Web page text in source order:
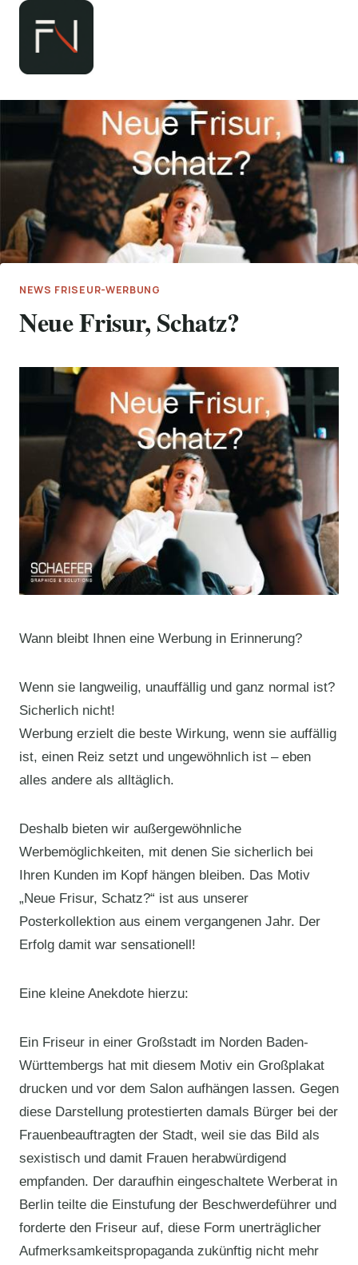
Zum
springen
NEWS FRISEUR-WERBUNG
Neue Frisur, Schatz?
Wann bleibt Ihnen eine Werbung in Erinnerung?
Wenn sie langweilig, unauffällig und ganz normal ist?
Sicherlich nicht!
Werbung erzielt die beste Wirkung, wenn sie auffällig
ist, einen Reiz setzt und ungewöhnlich ist – eben
alles andere als alltäglich.
Deshalb bieten wir außergewöhnliche
Werbemöglichkeiten, mit denen Sie sicherlich bei
Ihren Kunden im Kopf hängen bleiben. Das Motiv
„Neue Frisur, Schatz?“ ist aus unserer
Posterkollektion aus einem vergangenen Jahr. Der
Erfolg damit war sensationell!
Eine kleine Anekdote hierzu:
Ein Friseur in einer Großstadt im Norden Baden-
Württembergs hat mit diesem Motiv ein Großplakat
drucken und vor dem Salon aufhängen lassen. Gegen
diese Darstellung protestierten damals Bürger bei der
Frauenbeauftragten der Stadt, weil sie das Bild als
sexistisch und damit Frauen herabwürdigend
empfanden. Der daraufhin eingeschaltete Werberat in
Berlin teilte die Einstufung der Beschwerdeführer und
forderte den Friseur auf, diese Form unerträglicher
Aufmerksamkeitspropaganda zukünftig nicht mehr